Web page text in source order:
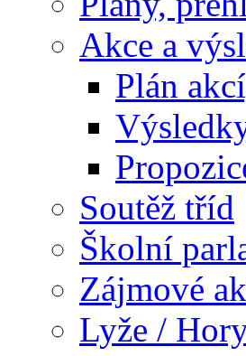
Akce a
Plán
Soutěž tříd
Školní
Zájmové
Lyže /